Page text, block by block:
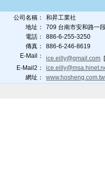
公司名稱：
和昇工業社
地址：
709 台南市安和路一
電話：
886-6-255-3250
傳真：
886-6-246-8619
E-Mail：
ice.eilly@gmail.com
E-Mail2：
網址：
www.hosheng.com.tw